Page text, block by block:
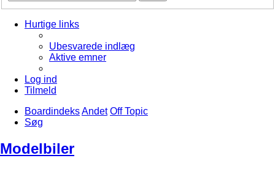
Hurtige links
Ubesvarede indlæg
Aktive emner
Log ind
Tilmeld
BoardindeksAndet Off Topic
Søg
Modelbiler